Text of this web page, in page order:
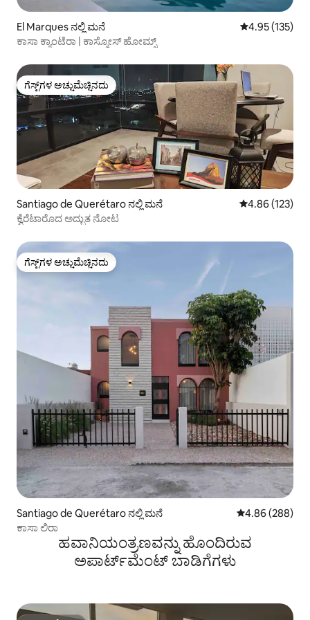
El Marques ನಲ್ಲಿ ಮನೆ 5 ರಲ್ಲಿ 4.95
4.95 (135)
ಕಾಸಾ ಕ್ಯಾಂಟೆರಾ | ಕಾಸ್ಮೋಸ್ ಹೋಮ್ಸ್
ಗೆಸ್ಟ್‌ಗಳ ಅಚ್ಚುಮೆಚ್ಚಿನದು
ಗೆಸ್ಟ್‌ಗಳ ಅಚ್ಚುಮೆಚ್ಚಿನದು
Santiago de Querétaro ನಲ್ಲಿ ಮನೆ 5 ರಲ್ಲಿ 4.86
4.86 (123)
ಕ್ವೆರೆಟಾರೊದ ಅದ್ಭುತ ನೋಟ
ಗೆಸ್ಟ್‌ಗಳ ಅಚ್ಚುಮೆಚ್ಚಿನದು
ಗೆಸ್ಟ್‌ಗಳ ಅಚ್ಚುಮೆಚ್ಚಿನದು
Santiago de Querétaro ನಲ್ಲಿ ಮನೆ 5 ರಲ್ಲಿ 4.86
4.86 (288)
ಕಾಸಾ ಲಿರಾ
ಹವಾನಿಯಂತ್ರಣವನ್ನು ಹೊಂದಿರುವ
ಅಪಾರ್ಟ್‌ಮೆಂಟ್‌ ಬಾಡಿಗೆಗಳು